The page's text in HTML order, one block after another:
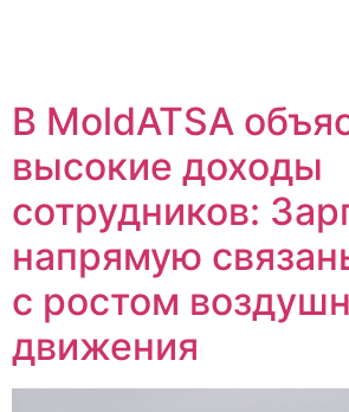
В MoldATSA
высокие доходы
сотрудников:
напрямую
с ростом
движения